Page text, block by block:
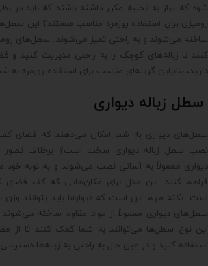
شود که نیاز به تخلیه مکرر داشته باشند که باید در
رومیزی برای استفاده روزمره مناسب هستند؟ این
ساخته می‌شوند و به راحتی تمیز می‌شوند. سطل‌های
کنند تا زباله‌های کوچک را به راحتی مدیریت کنید و
دارید، بنابراین گزینه‌ای مناسب برای استفاده روزمره به
سطل زباله دیواری
سطل‌های دیواری به شما امکان می‌دهند که فضای کف
نصب سطل زباله دیواری سخت است؟ برخلاف تصور
دیواری معمولاً به آسانی نصب می‌شوند و به نوبه خود
فراهم کنند. این مدل برای مکان‌هایی که کف فضای
است. نکته مهم این است که دیوارها باید بتوانند وزن
سطل‌های دیواری معمولاً از مواد مقاوم ساخته
این نوع سطل‌ها می‌توانند به شما کمک کنند تا از
استفاده کنید و در عین حال به راحتی به زباله‌ها